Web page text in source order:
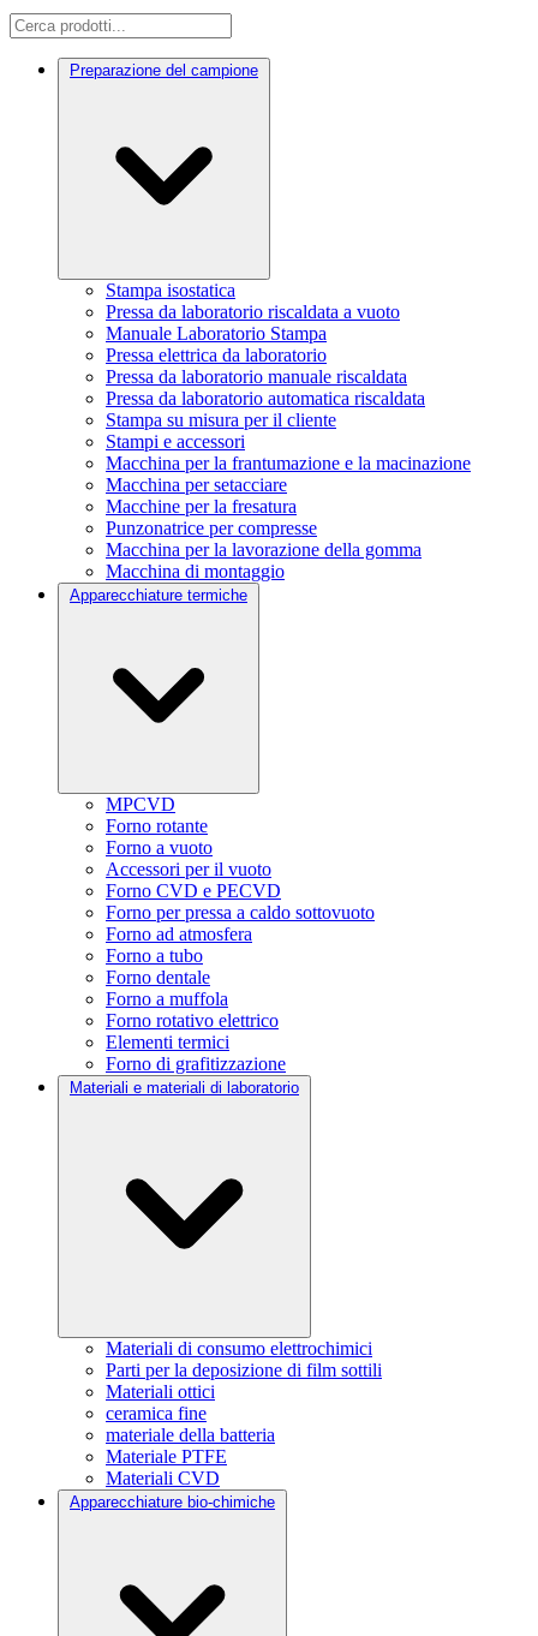
Preparazione del campione
Stampa isostatica
Pressa da laboratorio riscaldata a vuoto
Manuale Laboratorio Stampa
Pressa elettrica da laboratorio
Pressa da laboratorio manuale riscaldata
Pressa da laboratorio automatica riscaldata
Stampa su misura per il cliente
Stampi e accessori
Macchina per la frantumazione e la macinazione
Macchina per setacciare
Macchine per la fresatura
Punzonatrice per compresse
Macchina per la lavorazione della gomma
Macchina di montaggio
Apparecchiature termiche
MPCVD
Forno rotante
Forno a vuoto
Accessori per il vuoto
Forno CVD e PECVD
Forno per pressa a caldo sottovuoto
Forno ad atmosfera
Forno a tubo
Forno dentale
Forno a muffola
Forno rotativo elettrico
Elementi termici
Forno di grafitizzazione
Materiali e materiali di laboratorio
Materiali di consumo elettrochimici
Parti per la deposizione di film sottili
Materiali ottici
ceramica fine
materiale della batteria
Materiale PTFE
Materiali CVD
Apparecchiature bio-chimiche